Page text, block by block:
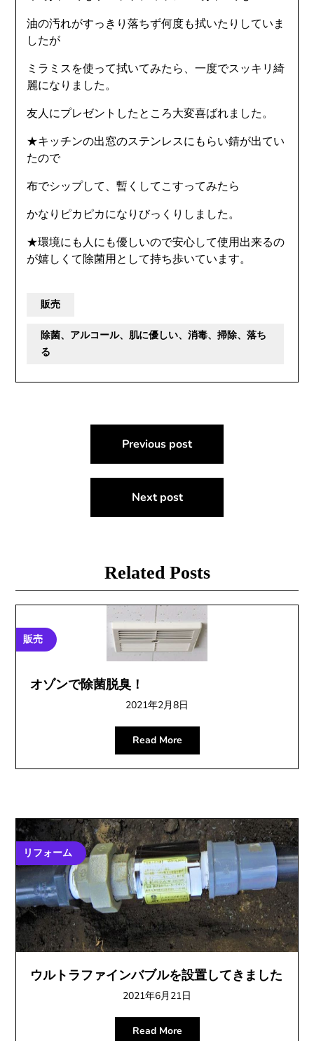
油の汚れがすっきり落ちず何度も拭いたりしていま
したが
ミラミスを使って拭いてみたら、一度でスッキリ綺
麗になりました。
友人にプレゼントしたところ大変喜ばれました。
★キッチンの出窓のステンレスにもらい錆が出てい
たので
布でシップして、暫くしてこすってみたら
かなりピカピカになりびっくりしました。
★環境にも人にも優しいので安心して使用出来るの
が嬉しくて除菌用として持ち歩いています。
販売
除菌、アルコール、肌に優しい、消毒、掃除、落ち
る
シ
ン
Previous post
Next post
Related Posts
販売
オゾンで除菌脱臭！
2021年2月8日
Read More
リフォーム
ウルトラファインバブルを設置してきました
2021年6月21日
Read More